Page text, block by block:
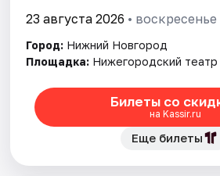
Рейтинги
23 августа 2026 • воскресенье
Город: Нижний Новгород
Площадка: Нижегородский театр
Билеты со
на Kassir.ru
Еще билеты